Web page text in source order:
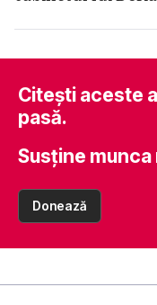
Citești aceste
pasă.
Susține
Donează